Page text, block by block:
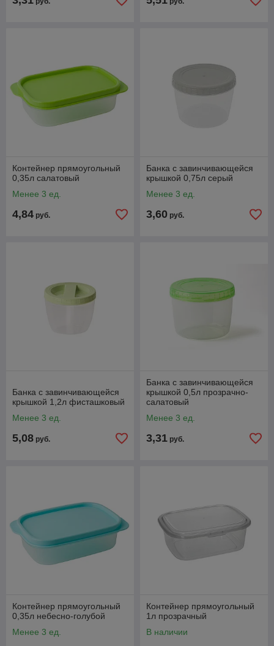
Контейнер прямоугольный
0,35л салатовый
Менее 3 ед.
4,84 руб.
Банка с завинчивающейся
крышкой 0,75л серый
Менее 3 ед.
3,60 руб.
Банка с завинчивающейся
крышкой 1,2л фисташковый
Менее 3 ед.
5,08 руб.
Банка с завинчивающейся
крышкой 0,5л прозрачно-
салатовый
Менее 3 ед.
3,31 руб.
Контейнер прямоугольный
0,35л небесно-голубой
Менее 3 ед.
Контейнер прямоугольный
1л прозрачный
В наличии